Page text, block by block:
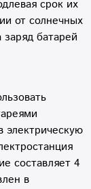
срок их
от солнечных
батарей
электрическую
составляет 4
в